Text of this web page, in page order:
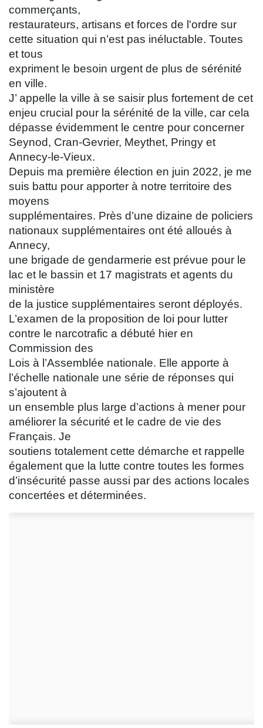
commerçants,
restaurateurs, artisans et forces de l'ordre sur
cette situation qui n’est pas inéluctable. Toutes
et tous
expriment le besoin urgent de plus de sérénité
en ville.
J’ appelle la ville à se saisir plus fortement de cet
enjeu crucial pour la sérénité de la ville, car cela
dépasse évidemment le centre pour concerner
Seynod, Cran-Gevrier, Meythet, Pringy et
Annecy-le-Vieux.
Depuis ma première élection en juin 2022, je me
suis battu pour apporter à notre territoire des
moyens
supplémentaires. Près d’une dizaine de policiers
nationaux supplémentaires ont été alloués à
Annecy,
une brigade de gendarmerie est prévue pour le
lac et le bassin et 17 magistrats et agents du
ministère
de la justice supplémentaires seront déployés.
L’examen de la proposition de loi pour lutter
contre le narcotrafic a débuté hier en
Commission des
Lois à l’Assemblée nationale. Elle apporte à
l’échelle nationale une série de réponses qui
s’ajoutent à
un ensemble plus large d’actions à mener pour
améliorer la sécurité et le cadre de vie des
Français. Je
soutiens totalement cette démarche et rappelle
également que la lutte contre toutes les formes
d’insécurité passe aussi par des actions locales
concertées et déterminées.